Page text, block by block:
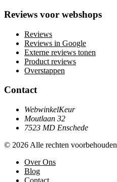
Reviews voor webshops
Reviews
Reviews in Google
Externe reviews tonen
Product reviews
Overstappen
Contact
WebwinkelKeur
Moutlaan 32
7523 MD Enschede
© 2026 Alle rechten voorbehouden
Over Ons
Blog
Contact